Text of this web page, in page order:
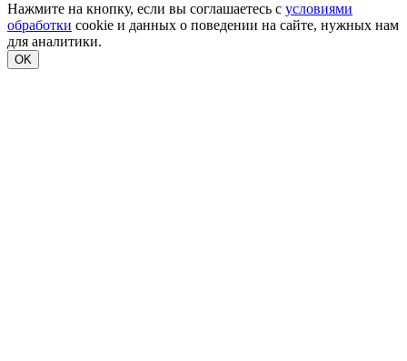
Нажмите на кнопку, если вы соглашаетесь с условиями
обработки cookie и данных о поведении на сайте, нужных нам
для аналитики.
OK